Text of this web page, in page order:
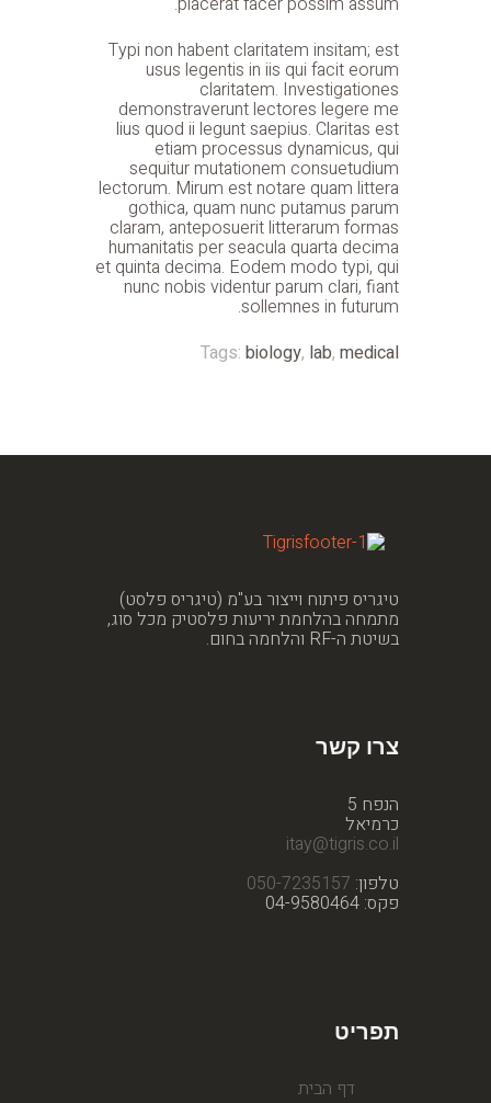
Typi non habent claritatem insitam; est
usus legentis in iis qui facit eorum
claritatem. Investigationes
demonstraverunt lectores legere me
lius quod ii legunt saepius. Claritas est
etiam processus dynamicus, qui
sequitur mutationem consuetudium
lectorum. Mirum est notare quam littera
gothica, quam nunc putamus parum
claram, anteposuerit litterarum formas
humanitatis per seacula quarta decima
et quinta decima. Eodem modo typi, qui
nunc nobis videntur parum clari, fiant
sollemnes in futurum.
Tags: biology, lab, medical
טיגריס פיתוח וייצור בע"מ (טיגריס פלסט)
מתמחה בהלחמת יריעות פלסטיק מכל סוג,
בשיטת ה-RF והלחמה בחום.
צרו קשר
הנפח 5
כרמיאל
itay@tigris.co.il
טלפון: 050-7235157
פקס: 04-9580464
תפריט
דף הבית